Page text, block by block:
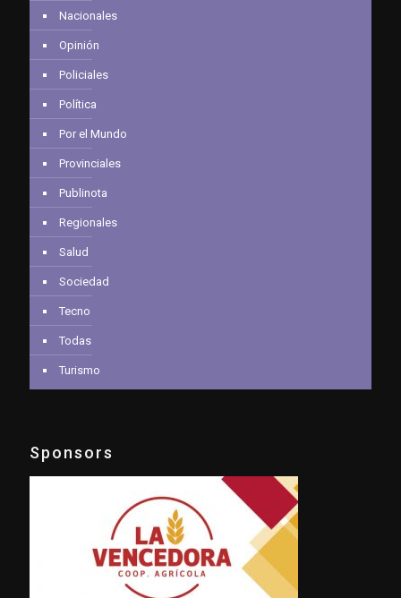
Nacionales
Opinión
Policiales
Política
Por el Mundo
Provinciales
Publinota
Regionales
Salud
Sociedad
Tecno
Todas
Turismo
Sponsors